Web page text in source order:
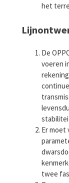
het
De
voeren
Er moet
twee